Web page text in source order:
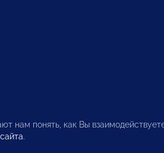
нам понять, как Вы
.